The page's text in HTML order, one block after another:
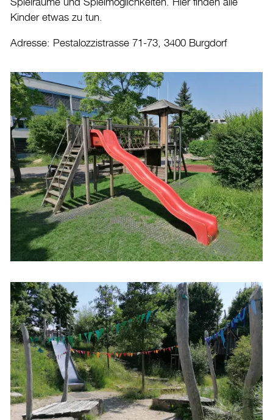
Spielräume und Spielmöglichkeiten. Hier finden alle
Kinder etwas zu tun.
Adresse: Pestalozzistrasse 71-73, 3400 Burgdorf